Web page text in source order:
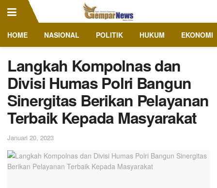
HOME NASIONAL POLITIK HUKUM EKONOMI
Langkah Kompolnas dan
Divisi Humas Polri Bangun
Sinergitas Berikan Pelayanan
Terbaik Kepada Masyarakat
Januari 20, 2023